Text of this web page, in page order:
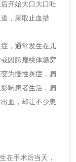
开始大口大口吐
，采取止血措
，通常发生在儿
因腭扁桃体隐窝
为慢性炎症，扁
响患者生活，扁
血，却让不少患
手术后当天，